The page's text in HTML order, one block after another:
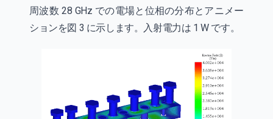
周波数 28 GHz での電場と位相の分布とアニメー
ションを図 3 に示します。入射電力は 1 W です。